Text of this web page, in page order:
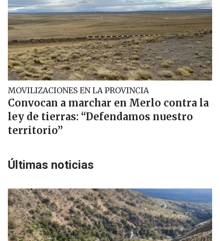
MOVILIZACIONES EN LA PROVINCIA
Convocan a marchar en Merlo contra la
ley de tierras: “Defendamos nuestro
territorio”
Últimas noticias